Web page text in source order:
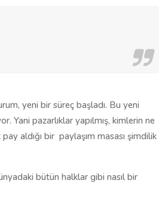
yeni bir süreç başladı. Bu yeni
Yani pazarlıklar yapılmış, kimlerin ne
aldığı bir paylaşım masası şimdilik
bütün halklar gibi nasıl bir